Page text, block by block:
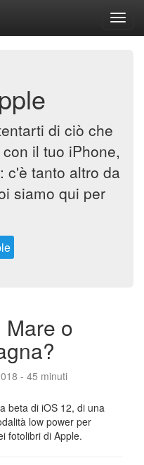
di ciò che
il tuo iPhone,
c'è tanto altro da
siamo qui per
Mare o
- 45 minuti
beta di iOS 12, di una
low power per
fotolibri di Apple.